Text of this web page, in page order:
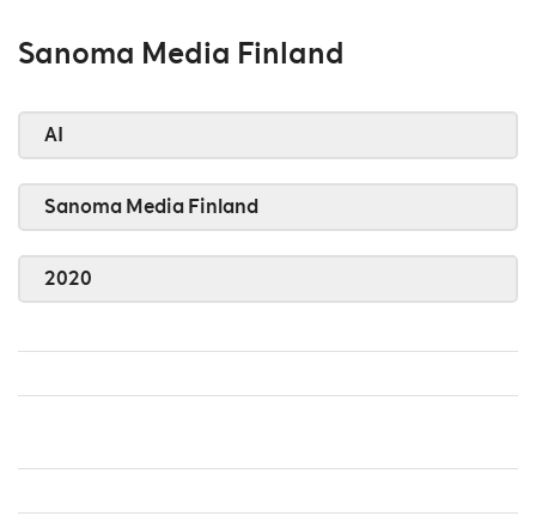
Sanoma Media Finland
AI
Sanoma Media Finland
2020